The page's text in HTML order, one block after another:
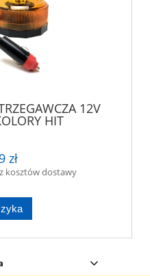
12V
HIT
zł
kosztów dostawy